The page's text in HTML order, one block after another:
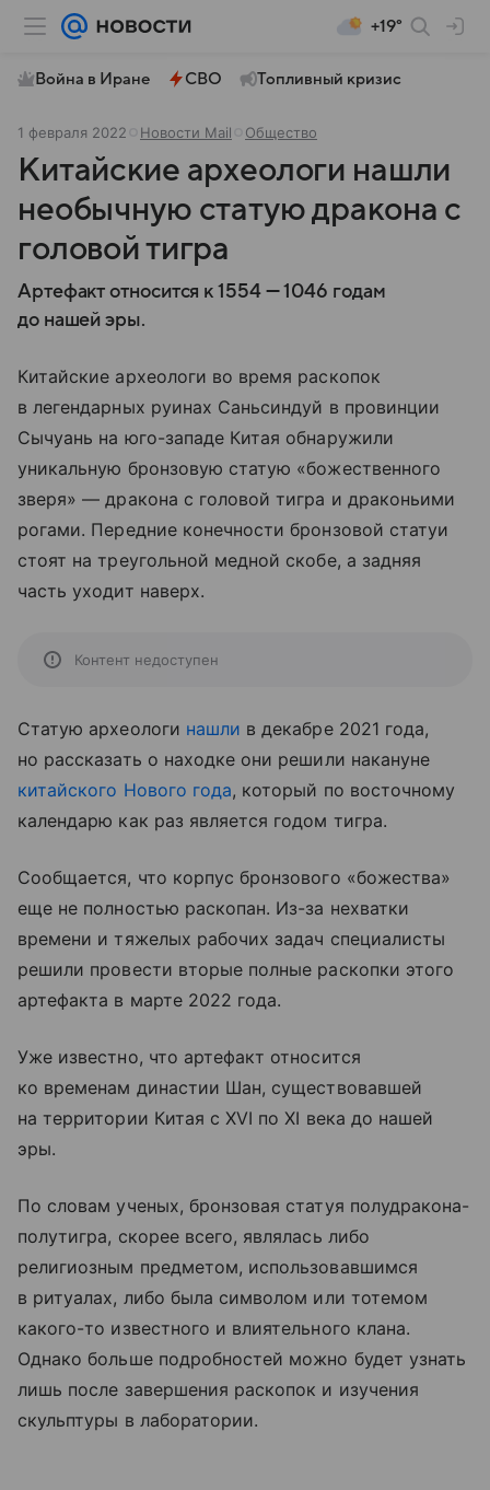
+19°
Война в Иране СВО Топливный кризис
1 февраля 2022 Новости Mail Общество
Китайские археологи нашли
необычную статую дракона с
головой тигра
Артефакт относится к 1554 — 1046 годам
до нашей эры.
Китайские археологи во время раскопок
в легендарных руинах Саньсиндуй в провинции
Сычуань на юго-западе Китая обнаружили
уникальную бронзовую статую «божественного
зверя» — дракона с головой тигра и драконьими
рогами. Передние конечности бронзовой статуи
стоят на треугольной медной скобе, а задняя
часть уходит наверх.
Контент недоступен
Статую археологи нашли в декабре 2021 года,
но рассказать о находке они решили накануне
китайского Нового года, который по восточному
календарю как раз является годом тигра.
Сообщается, что корпус бронзового «божества»
еще не полностью раскопан. Из-за нехватки
времени и тяжелых рабочих задач специалисты
решили провести вторые полные раскопки этого
артефакта в марте 2022 года.
Уже известно, что артефакт относится
ко временам династии Шан, существовавшей
на территории Китая с XVI по XI века до нашей
эры.
По словам ученых, бронзовая статуя полудракона-
полутигра, скорее всего, являлась либо
религиозным предметом, использовавшимся
в ритуалах, либо была символом или тотемом
какого-то известного и влиятельного клана.
Однако больше подробностей можно будет узнать
лишь после завершения раскопок и изучения
скульптуры в лаборатории.